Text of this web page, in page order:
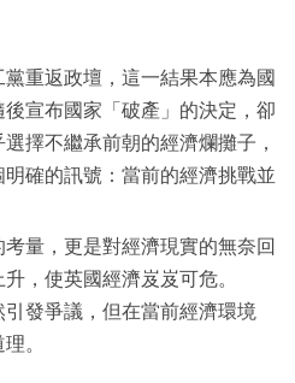
重返政壇，這一結果本應為國
宣布國家「破產」的決定，卻
擇不繼承前朝的經濟爛攤子，
確的訊號：當前的經濟挑戰並
量，更是對經濟現實的無奈回
，使英國經濟岌岌可危。
發爭議，但在當前經濟環境
。